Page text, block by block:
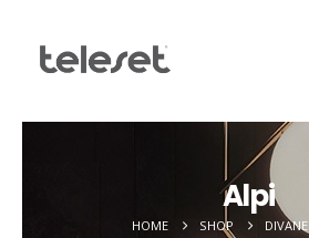
Alpi
HOME SHOP DIVANE